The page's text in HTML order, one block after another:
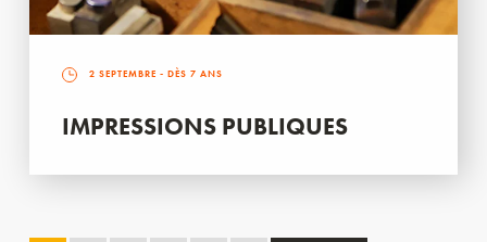
2 SEPTEMBRE - DÈS 7 ANS
IMPRESSIONS PUBLIQUES